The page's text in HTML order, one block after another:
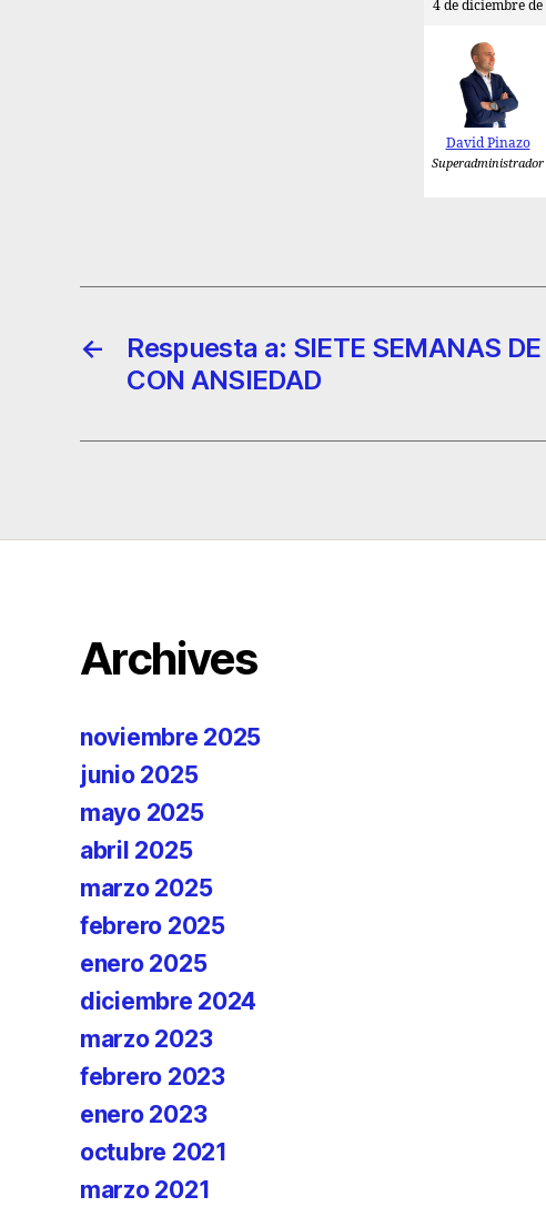
4 de diciembre
David Pinazo
Superadministrador
←
Respuesta a: SIETE SEMANAS
CON ANSIEDAD
Archives
noviembre 2025
junio 2025
mayo 2025
abril 2025
marzo 2025
febrero 2025
enero 2025
diciembre 2024
marzo 2023
febrero 2023
enero 2023
octubre 2021
marzo 2021